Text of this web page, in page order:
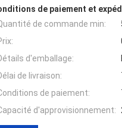
de paiement et
de commande min:
d'emballage:
de livraison:
de paiement:
d'approvisionnement: